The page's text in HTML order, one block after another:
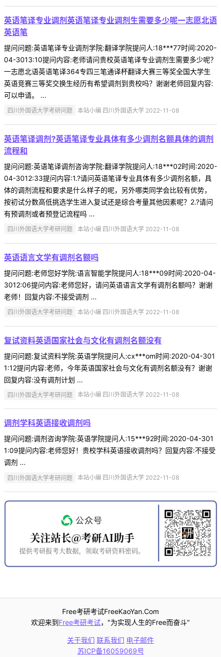
英语笔译专业调剂英语笔译专业调剂生需要多少呢一志愿北语
英语笔
提问问题:英语笔译专业调剂学院:翻译学院提问人:18***77时间:2020-
04-3013:10提问内容:老师请问贵校英语笔译专业调剂生需要多少呢？
一志愿北语英语笔译364专四三笔通译杯翻译大赛三等奖全国大学生
英语竞赛三等奖交换生经历有希望调剂到贵校吗？谢谢老师回复内容:
可以申请。 ...
四川外国语大学考研问题 本站小编 四川外国语大学 2022-11-08
英语笔译调剂?英语笔译专业具体有多少调剂名额具体的调剂
流程和
提问问题:英语笔译调剂咨询学院:翻译学院提问人:18***02时间:2020-
04-3012:33提问内容:1.?请问英语笔译专业具体有多少调剂名额，具
体的调剂流程和要求是什么样子的呢，另外哪类同学会比较有优势，
按初试分数高低挑选学生进入复试还是综合考量其他因素呢？2.?请问
有预调剂或者预登记流程吗 ...
四川外国语大学考研问题 本站小编 四川外国语大学 2022-11-08
英语语言文学有调剂名额吗
提问问题:老师您好学院:语言智能学院提问人:18***09时间:2020-04-
3012:06提问内容:老师您好，请问英语语言文学有调剂名额吗？谢谢
老师！回复内容:不接受调剂 ...
四川外国语大学考研问题 本站小编 四川外国语大学 2022-11-08
复试资料英语国家社会与文化有调剂名额没有
提问问题:复试资料学院:英语学院提问人:cx***om时间:2020-04-301
1:12提问内容:老师，今年英语国家社会与文化有调剂名额没有？谢谢
回复内容:没有调剂计划 ...
四川外国语大学考研问题 本站小编 四川外国语大学 2022-11-08
调剂学科英语接收调剂吗
提问问题:调剂咨询学院:英语学院提问人:15***92时间:2020-04-301
1:09提问内容:老师您好！贵校学科英语接收调剂吗？回复内容:不接受
调剂 ...
四川外国语大学考研问题 本站小编 四川外国语大学 2022-11-08
Free考研考试FreeKaoYan.Com
欢迎来到Free考研考试，"为实现人生的Free而奋斗"
关于我们 联系我们 电子邮件
苏ICP备16059069号